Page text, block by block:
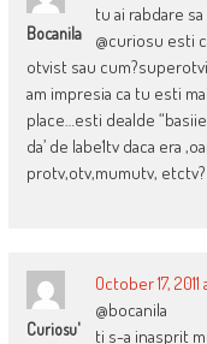
Bocanila
tu ai rabdare
@curiosu esti
otvist sau
am impresia ca tu esti
place…esti dealde
da’ de labe1tv daca era
protv,otv,mumutv, etctv?
Curiosu'
October 17, 2011
@bocanila
ti s-a inasprit